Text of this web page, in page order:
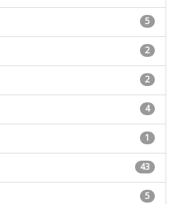
5
2
2
4
1
43
5